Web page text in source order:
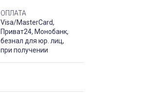
ОПЛАТА
Visa/MasterCard,
Приват24, Монобанк,
безнал для юр. лиц,
при получении